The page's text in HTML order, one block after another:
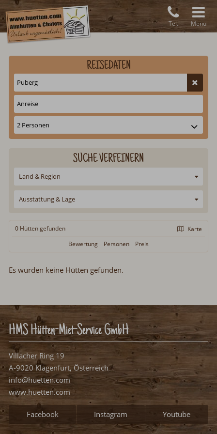
Tel. Menü
REISEDATEN
SUCHE VERFEINERN
Land & Region
Ausstattung & Lage
0 Hüttengefunden
Karte
Bewertung
Personen Preis
Es wurden keine Hütten gefunden.
HMS Hütten-Miet-Service GmbH
Villacher Ring 19
A-9020 Klagenfurt, Österreich
info@huetten.com
www.huetten.com
Facebook Instagram Youtube